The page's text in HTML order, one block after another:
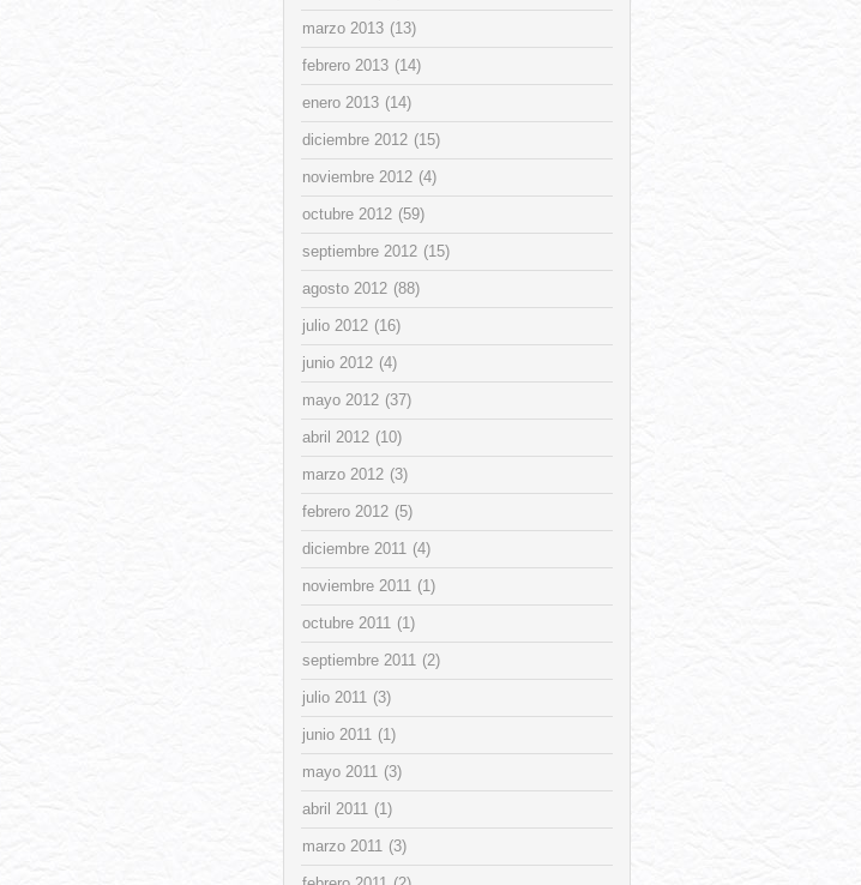
marzo 2013 (13)
febrero 2013 (14)
enero 2013 (14)
diciembre 2012 (15)
noviembre 2012 (4)
octubre 2012 (59)
septiembre 2012 (15)
agosto 2012 (88)
julio 2012 (16)
junio 2012 (4)
mayo 2012 (37)
abril 2012 (10)
marzo 2012 (3)
febrero 2012 (5)
diciembre 2011 (4)
noviembre 2011 (1)
octubre 2011 (1)
septiembre 2011 (2)
julio 2011 (3)
junio 2011 (1)
mayo 2011 (3)
abril 2011 (1)
marzo 2011 (3)